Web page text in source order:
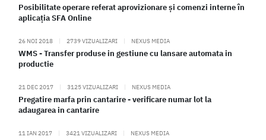
Posibilitate operare referat aprovizionare și comenzi interne în
aplicația SFA Online
26 NOI 2018 | 2739 VIZUALIZARI | NEXUS MEDIA
WMS - Transfer produse in gestiune cu lansare automata in
productie
21 DEC 2017 | 3125 VIZUALIZARI | NEXUS MEDIA
Pregatire marfa prin cantarire - verificare numar lot la
adaugarea in cantarire
11 IAN 2017 | 3421 VIZUALIZARI | NEXUS MEDIA